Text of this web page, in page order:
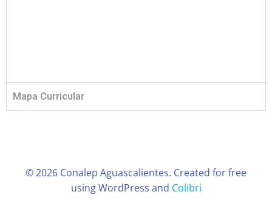
Mapa Curricular
© 2026 Conalep Aguascalientes. Created for free
using WordPress and Colibri